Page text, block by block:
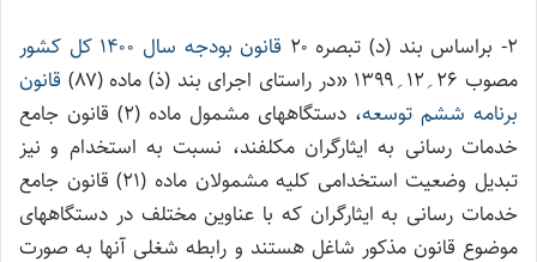
۲- براساس بند (د) تبصره ۲۰
قانون بودجه سال ۱۴۰۰ کل کشور
مصوب ۲۶؍۱۲؍۱۳۹۹ «در راستای اجرای بند (ذ) ماده (۸۷)
قانون
برنامه ششم توسعه
، دستگاههای مشمول ماده (۲) قانون جامع
خدمات رسانی به ایثارگران مکلفند، نسبت به استخدام و نیز
تبدیل وضعیت استخدامی کلیه مشمولان ماده (۲۱) قانون جامع
خدمات رسانی به ایثارگران که با عناوین مختلف در دستگاههای
موضوع قانون مذکور شاغل هستند و رابطه شغلی آنها به صورت